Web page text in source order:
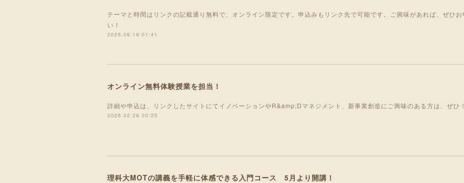
テーマと時間はリンクの記載通り無料で、オンライン限定です。申込みもリンク先で可能です。ご興味があれば、ぜひお
い！
2026.06.16 01:41
オンライン無料体験授業を担当！
詳細や申込は、リンクしたサイトにてイノベーションやR&amp;Dマネジメント、新事業創造にご興味のある方は、ぜひ！
2026.02.28 00:25
理科大MOTの講義を手軽に体感できる入門コース 5月より開講！